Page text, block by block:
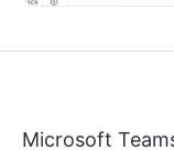
Microsoft